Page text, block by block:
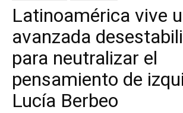
Latinoamérica vive
avanzada
para neutralizar el
pensamiento de
Lucía Berbeo